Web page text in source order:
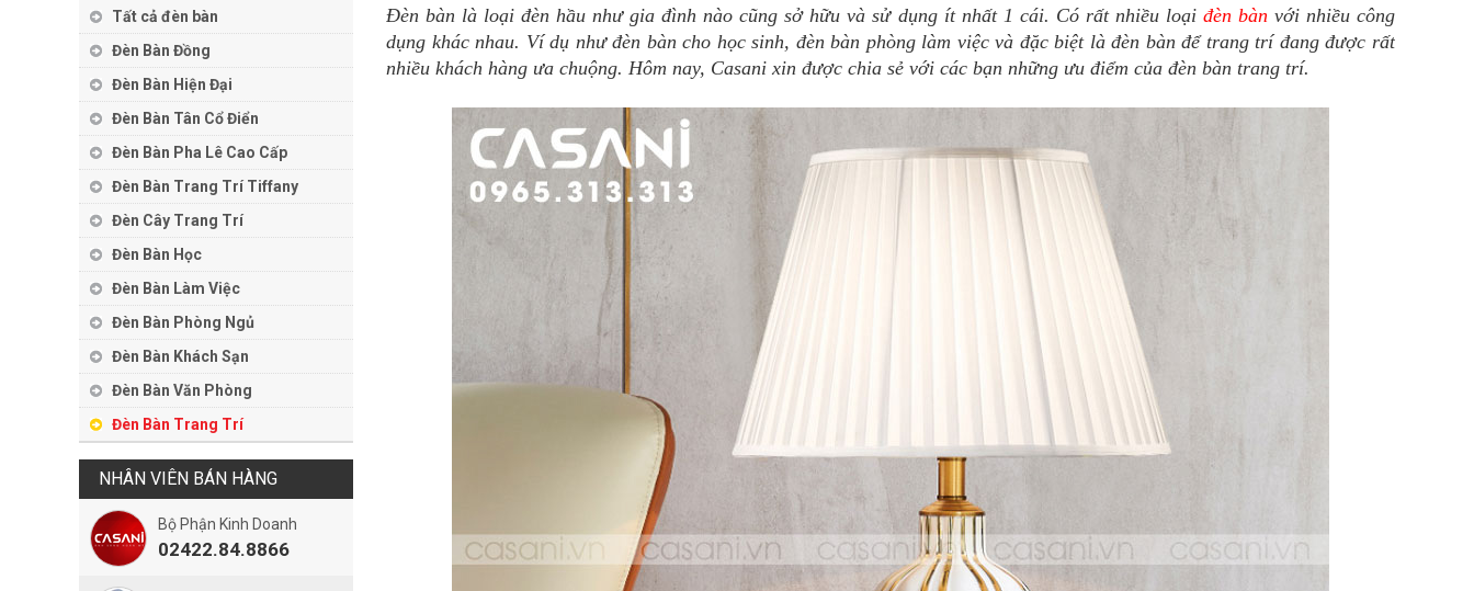
Tất cả đèn bàn
Đèn Bàn Đồng
Đèn Bàn Hiện Đại
Đèn Bàn Tân Cổ Điển
Đèn Bàn Pha Lê Cao Cấp
Đèn Bàn Trang Trí Tiffany
Đèn Cây Trang Trí
Đèn Bàn Học
Đèn Bàn Làm Việc
Đèn Bàn Phòng Ngủ
Đèn Bàn Khách Sạn
Đèn Bàn Văn Phòng
Đèn Bàn Trang Trí
NHÂN VIÊN BÁN HÀNG
Bộ Phận Kinh Doanh
02422.84.8866
Đèn bàn là loại đèn hầu như gia đình nào cũng sở hữu và sử dụng ít nhất 1 cái. Có rất nhiều loại đèn bàn với nhiều công
dụng khác nhau. Ví dụ như đèn bàn cho học sinh, đèn bàn phòng làm việc và đặc biệt là đèn bàn để trang trí đang được rất
nhiều khách hàng ưa chuộng. Hôm nay, Casani xin được chia sẻ với các bạn những ưu điểm của đèn bàn trang trí.